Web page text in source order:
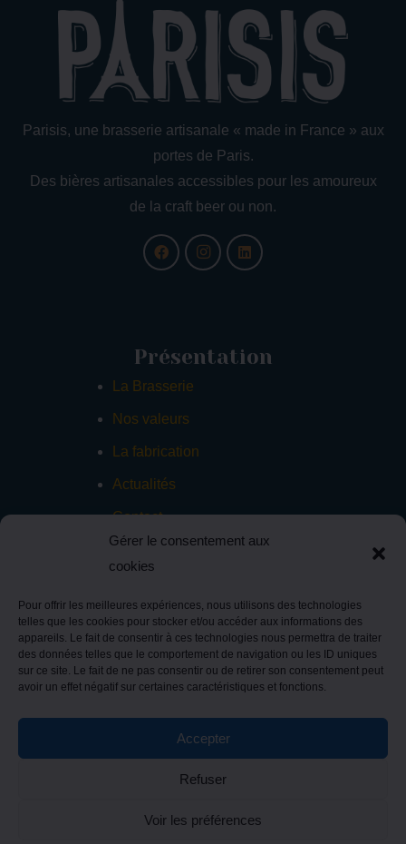
Gérer le consentement aux
cookies
Pour offrir les meilleures expériences, nous utilisons des technologies
telles que les cookies pour stocker et/ou accéder aux informations des
appareils. Le fait de consentir à ces technologies nous permettra de traiter
des données telles que le comportement de navigation ou les ID uniques
sur ce site. Le fait de ne pas consentir ou de retirer son consentement peut
avoir un effet négatif sur certaines caractéristiques et fonctions.
Accepter
Refuser
Voir les préférences
Parisis, une brasserie artisanale « made in France » aux
portes de Paris.
Des bières artisanales accessibles pour les amoureux
de la craft beer ou non.
Présentation
La Brasserie
Nos valeurs
La fabrication
Actualités
Contact
Brasserie Parisis – 3 Rue René Dumont – 77380
Combs la ville –Tel : 01 60 46 62 33–
contact@brasserie-parisis.com
Politique de cookies
Déclaration de confidentialité